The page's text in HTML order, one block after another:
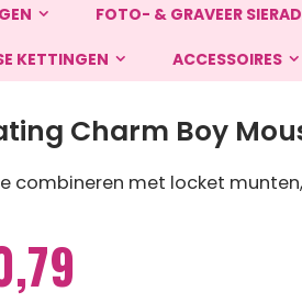
FOTO- & GRAVEER
KETTINGEN ACCESSOIRES
Charm Boy
combineren met locket